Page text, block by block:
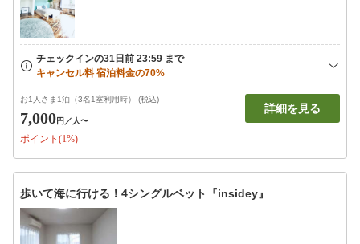
お1人さま1泊（3名1室利用時） (税込)
7,000円 ／人〜
ポイント(1%)
詳細を見る
歩いて海に行ける！4シングルベット『insidey』